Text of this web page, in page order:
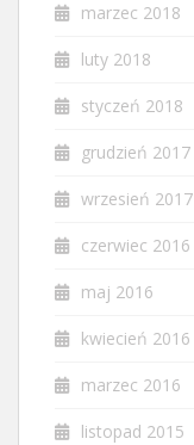
marzec 2018
luty 2018
styczeń 2018
grudzień 2017
wrzesień 2017
czerwiec 2016
maj 2016
kwiecień 2016
marzec 2016
listopad 2015